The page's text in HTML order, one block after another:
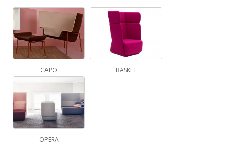
CAPO BASKET
OPÉRA